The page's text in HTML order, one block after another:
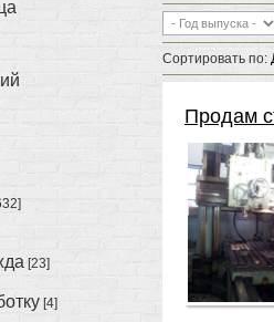
[23]
[4]
Сортировать по:
Продам